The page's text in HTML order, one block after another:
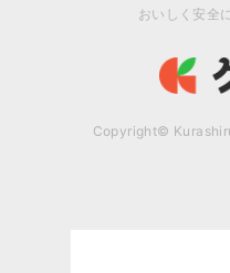
おいしく安全
Copyright©